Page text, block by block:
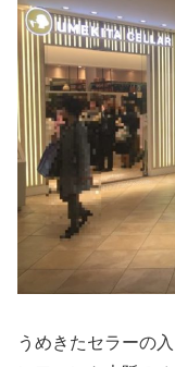
うめきたセラーの